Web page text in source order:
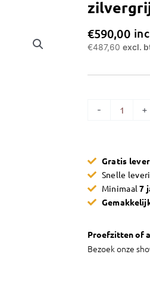
€590,00
€487,60 excl.
-
Roldeurkast
STOR
aantal
+
Gratis
Snelle
Minimaal7
Proefzitten of
Bezoek onze